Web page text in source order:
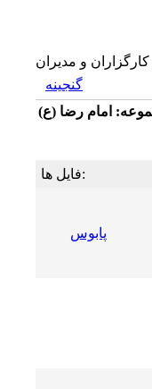
و مديران
گنجینه
امام رضا (ع)
فایل ها:
پابوس